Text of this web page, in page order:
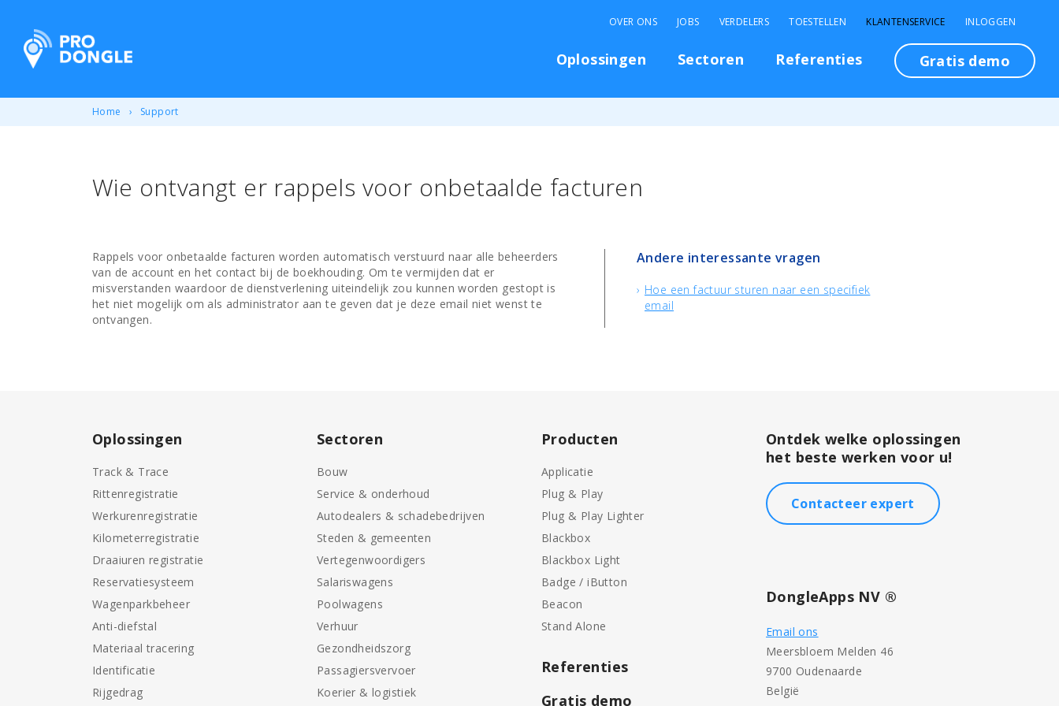
ProDongle Track & Trace
Oplossingen Sectoren Referenties Gratis demo
OVER ONS JOBS VERDELERS TOESTELLEN KLANTENSERVICE INLOGGEN
Home Support
Wie ontvangt er rappels voor onbetaalde facturen
Rappels voor onbetaalde facturen worden automatisch verstuurd naar alle beheerders
van de account en het contact bij de boekhouding. Om te vermijden dat er
misverstanden waardoor de dienstverlening uiteindelijk zou kunnen worden gestopt is
het niet mogelijk om als administrator aan te geven dat je deze email niet wenst te
ontvangen.
Andere interessante vragen
Hoe een factuur sturen naar een specifiek
email
Oplossingen
Track & Trace
Rittenregistratie
Werkurenregistratie
Kilometerregistratie
Draaiuren registratie
Reservatiesysteem
Wagenparkbeheer
Anti-diefstal
Materiaal tracering
Identificatie
Rijgedrag
Sectoren
Bouw
Service & onderhoud
Autodealers & schadebedrijven
Steden & gemeenten
Vertegenwoordigers
Salariswagens
Poolwagens
Verhuur
Gezondheidszorg
Passagiersvervoer
Koerier & logistiek
Producten
Applicatie
Plug & Play
Plug & Play Lighter
Blackbox
Blackbox Light
Badge / iButton
Beacon
Stand Alone
Referenties
Gratis demo
Ontdek welke oplossingen
het beste werken voor u!
Contacteer expert
DongleApps NV ®
Email ons
Meersbloem Melden 46
9700 Oudenaarde
België